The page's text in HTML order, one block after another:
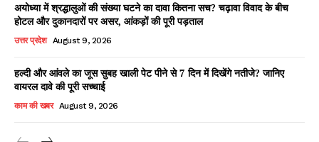
Facebook
X WhatsApp
Share
Read Latest News on AIN
अयोध्या में श्रद्धालुओं की संख्या घटने का दावा कितना सच? चढ़ावा विवाद के बीच
होटल और दुकानदारों पर असर, आंकड़ों की पूरी पड़ताल
उत्तर प्रदेश August 9, 2026
हल्दी और आंवले का जूस सुबह खाली पेट पीने से 7 दिन में दिखेंगे नतीजे? जानिए
वायरल दावे की पूरी सच्चाई
काम की खबर August 9, 2026